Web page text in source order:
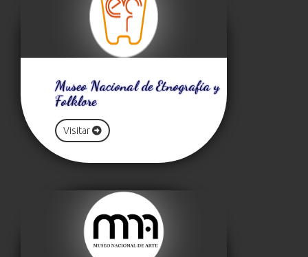
Museo Nacional de Etnografía y
Folklore
Visitar